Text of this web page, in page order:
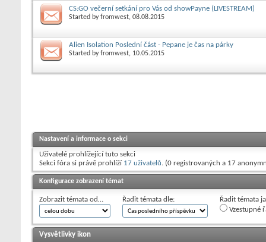
CS:GO večerní setkání pro Vás od showPayne (LIVESTREAM)
Started byfromwest, 08.08.2015
Alien Isolation Poslední část - Pepane je čas na párky
Started byfromwest, 10.05.2015
Nastavení a informace o sekci
Uživatelé prohlížející tuto sekci
Sekci fóra si právě prohlíží 17 uživatelů. (0 registrovaných a 17
Konfigurace zobrazení témat
Zobrazit témata od… Řadit témata dle:
Řadit témata
Vzestupné
Vysvětlivky ikon